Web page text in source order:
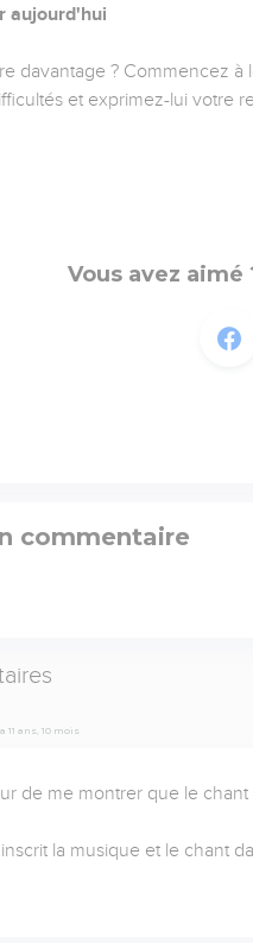
aujourd'hui
davantage ? Commencez
et exprimez-lui votre
Vous avez
commentaire
11 ans, 10 mois
de me montrer que le
la musique et le chant